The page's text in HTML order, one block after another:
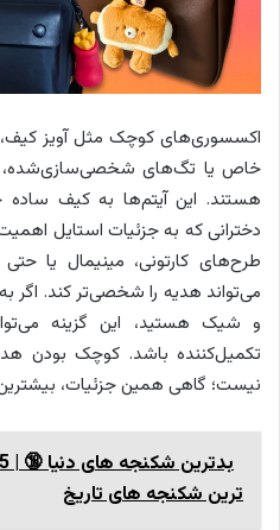
اکسسوری‌های کوچک مثل آویز
خاص یا تگ‌های شخصی‌سازی‌شده،
هستند. این آیتم‌ها به کیف ساده
دخترانی که به جزئیات استایل
طرح‌های کارتونی، مینیمال یا
می‌تواند هدیه را شخصی‌تر کند. اگر به
و شیک هستید، این گزینه
تکمیل‌کننده باشد. کوچک بودن
نیست؛ گاهی همین جزئیات، بیشترین
ترین شکنجه های تاریخ